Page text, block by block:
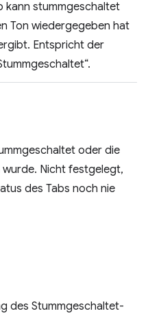
kann stummgeschaltet
Ton wiedergegeben hat
Entspricht der
oder die
Nicht festgelegt,
des Tabs noch nie
des Stummgeschaltet-